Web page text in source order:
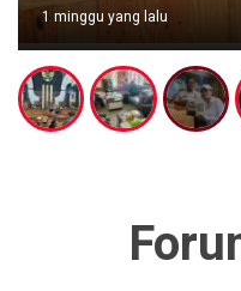
1 minggu yang lalu